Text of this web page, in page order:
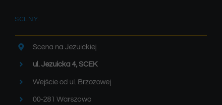
SCENY:
Scena na Jezuickiej
ul. Jezuicka 4, SCEK
Wejście od ul. Brzozowej
00-281 Warszawa